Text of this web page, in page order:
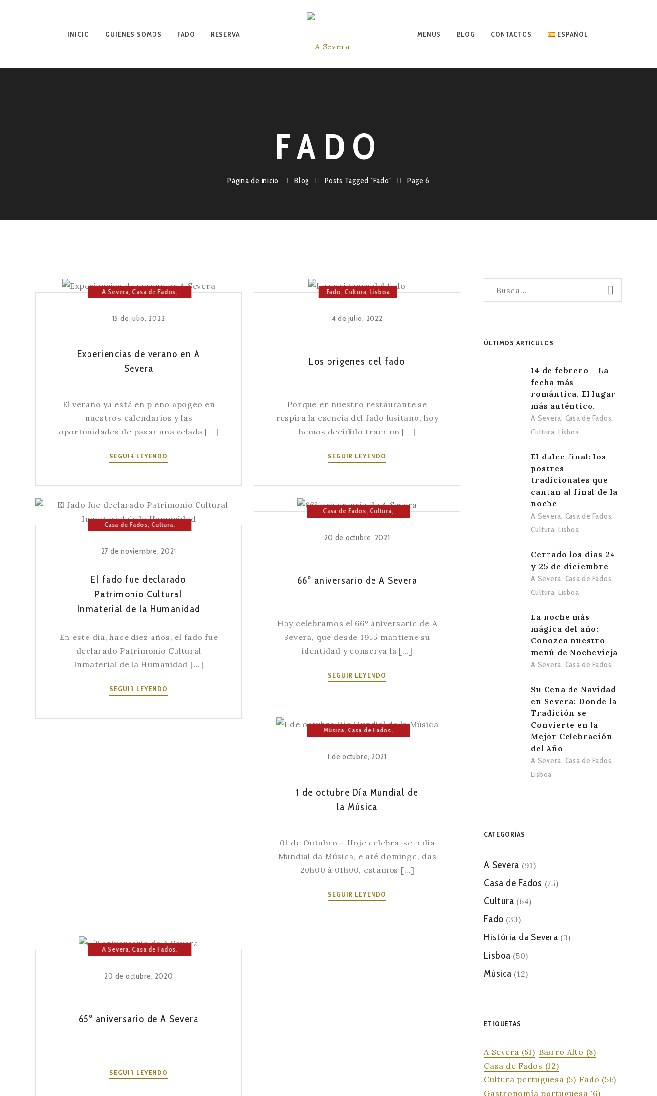
INICIO QUIÉNES SOMOS FADO RESERVA MENUS BLOG CONTACTOS ESPAÑOL
FADO
Página de inicio Blog Posts Tagged "Fado" Page 6
A Severa,Casa de Fados,
15 de julio, 2022
Experiencias de verano en A
Severa
El verano ya está en pleno apogeo en
nuestros calendarios y las
oportunidades de pasar una velada [...]
SEGUIR LEYENDO
A
SEVERA
Fado, Cultura, Lisboa
4 de julio, 2022
Los orígenes del fado
Porque en nuestro restaurante se
respira la esencia del fado lusitano, hoy
hemos decidido traer un [...]
SEGUIR LEYENDO
Casa de Fados,Cultura,
27 de noviembre, 2021
El fado fue declarado
Patrimonio Cultural
Inmaterial de la Humanidad
En este día, hace diez años, el fado fue
declarado Patrimonio Cultural
Inmaterial de la Humanidad [...]
SEGUIR LEYENDO
Casa de Fados,Cultura,
20 de octubre, 2021
66º aniversario de A Severa
Hoy celebramos el 66º aniversario de A
Severa, que desde 1955 mantiene su
identidad y conserva la [...]
SEGUIR LEYENDO
SEVERA
Música,Casa de Fados,
1 de octubre, 2021
1 de octubre Día Mundial de
la Música
01 de Outubro – Hoje celebra-se o dia
Mundial da Música, e até domingo, das
20h00 à 01h00, estamos [...]
SEGUIR LEYENDO
A Severa,Casa de Fados,
20 de octubre, 2020
65º aniversario de A Severa
SEGUIR LEYENDO
ÚLTIMOS ARTÍCULOS
14 de febrero – La
fecha más
romántica. El lugar
más auténtico.
A Severa, Casa de Fados,
Cultura, Lisboa
El dulce final: los
postres
tradicionales que
cantan al final de la
noche
A Severa, Casa de Fados,
Cultura, Lisboa
Cerrado los días 24
y 25 de diciembre
A Severa, Casa de Fados,
Cultura, Lisboa
La noche más
mágica del año:
Conozca nuestro
menú de Nochevieja
A Severa, Casa de Fados
Su Cena de Navidad
en Severa: Donde la
Tradición se
Convierte en la
Mejor Celebración
del Año
A Severa, Casa de Fados,
Lisboa
CATEGORÍAS
A Severa (91)
Casa de Fados (75)
Cultura (64)
Fado (33)
História da Severa (3)
Lisboa (50)
Música (12)
ETIQUETAS
A Severa (51) Bairro Alto (8)
Casa de Fados (12)
Cultura portuguesa (5) Fado (56)
Gastronomía portuguesa (6)